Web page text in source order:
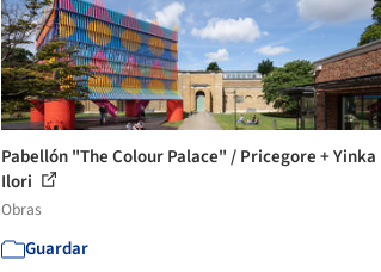
Pabellón "The Colour Palace" / Pricegore + Yinka
Ilori
Obras
Guardar